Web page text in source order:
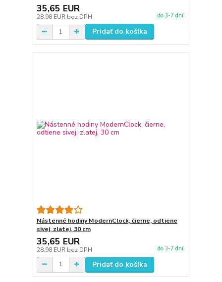
35,65 EUR
28,98 EUR bez DPH do 3-7 dní
Pridať do košíka
Nástenné hodiny ModernClock, čierne, odtiene
sivej, zlatej, 30 cm
35,65 EUR
28,98 EUR bez DPH do 3-7 dní
Pridať do košíka